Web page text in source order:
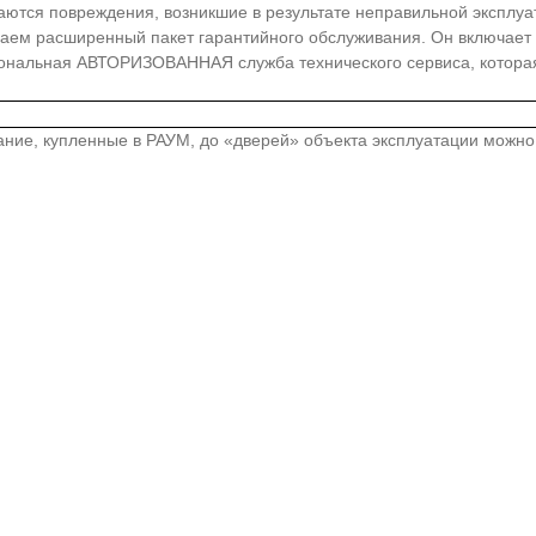
повреждения, возникшие в результате неправильной
расширенный пакет гарантийного обслуживания. Он
АВТОРИЗОВАННАЯ служба технического сервиса,
купленные в РАУМ, до «дверей» объекта эксплуатации